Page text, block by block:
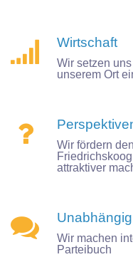
 Wirtschaft
Wir setzen
unserem Ort

Wir fördern
attraktiver
 Unabhängig
Wir machen
Parteibuch